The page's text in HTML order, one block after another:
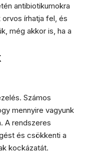
antibiotikumokra
írhatja fel, és
még akkor is, ha a
Számos
mennyire vagyunk
A rendszeres
és csökkenti a
kockázatát.